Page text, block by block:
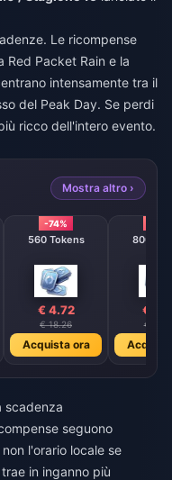
Le ricompense
Packet Rain e la
intensamente tra il
del Peak Day. Se perdi
ricco dell'intero evento.
Mostra altro ›
-74%
560 Tokens
€ 4.72
€ 18.26
Acquista ora
€
€
scadenza
seguono
non l'orario locale se
in inganno più